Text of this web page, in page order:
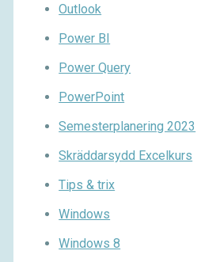
Outlook
Power BI
Power Query
PowerPoint
Semesterplanering 2023
Skräddarsydd Excelkurs
Tips & trix
Windows
Windows 8